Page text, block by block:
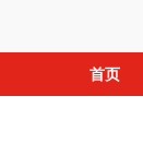
首页